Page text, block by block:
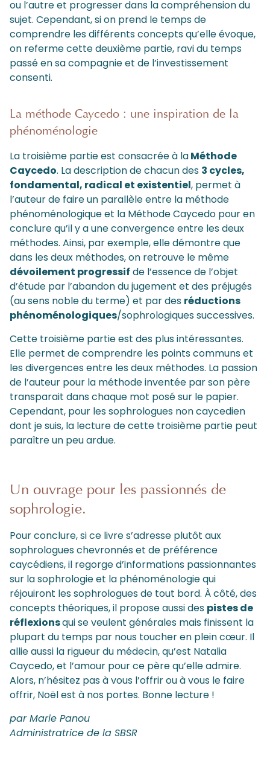
ou l’autre et progresser dans la compréhension du
sujet. Cependant, si on prend le temps de
comprendre les différents concepts qu’elle évoque,
on referme cette deuxième partie, ravi du temps
passé en sa compagnie et de l’investissement
consenti.
La méthode Caycedo : une inspiration de la
phénoménologie
La troisième partie est consacrée à laMéthode
Caycedo. La description de chacun des 3 cycles,
fondamental, radical et existentiel, permet à
l’auteur de faire un parallèle entre la méthode
phénoménologique et la Méthode Caycedo pour en
conclure qu’il y a une convergence entre les deux
méthodes. Ainsi, par exemple, elle démontre que
dans les deux méthodes, on retrouve le même
dévoilement progressif de l’essence de l’objet
d’étude par l’abandon du jugement et des préjugés
(au sens noble du terme) et par des réductions
phénoménologiques/sophrologiques successives.
Cette troisième partie est des plus intéressantes.
Elle permet de comprendre les points communs et
les divergences entre les deux méthodes. La passion
de l’auteur pour la méthode inventée par son père
transparait dans chaque mot posé sur le papier.
Cependant, pour les sophrologues non caycedien
dont je suis, la lecture de cette troisième partie peut
paraître un peu ardue.
Un ouvrage pour les passionnés de
sophrologie.
Pour conclure, si ce livre s’adresse plutôt aux
sophrologues chevronnés et de préférence
caycédiens, il regorge d’informations passionnantes
sur la sophrologie et la phénoménologie qui
réjouiront les sophrologues de tout bord. À côté, des
concepts théoriques, il propose aussi des pistes de
réflexionsqui se veulent générales mais finissent la
plupart du temps par nous toucher en plein cœur. Il
allie aussi la rigueur du médecin, qu’est Natalia
Caycedo, et l’amour pour ce père qu’elle admire.
Alors, n’hésitez pas à vous l’offrir ou à vous le faire
offrir, Noël est à nos portes. Bonne lecture !
par Marie Panou
Administratrice de la SBSR